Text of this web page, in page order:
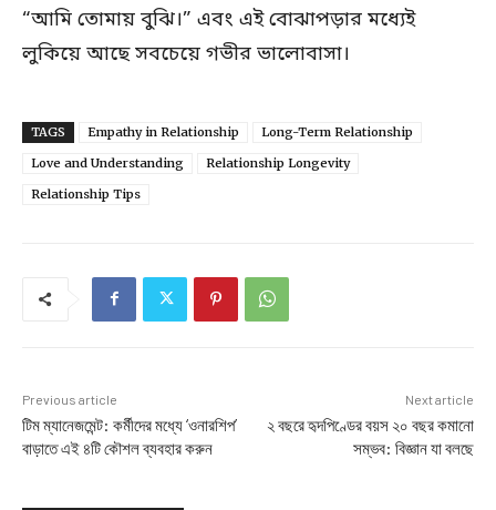
“আমি তোমায় বুঝি।” এবং এই বোঝাপড়ার মধ্যেই
লুকিয়ে আছে সবচেয়ে গভীর ভালোবাসা।
TAGS Empathy in Relationship
Long-Term Relationship
Love and Understanding
Relationship Longevity
Relationship Tips
Previous article
টিম ম্যানেজমেন্ট: কর্মীদের মধ্যে ‘ওনারশিপ’
বাড়াতে এই ৪টি কৌশল ব্যবহার করুন
Next article
২ বছরে হৃদপিণ্ডের বয়স ২০ বছর কমানো
সম্ভব: বিজ্ঞান যা বলছে